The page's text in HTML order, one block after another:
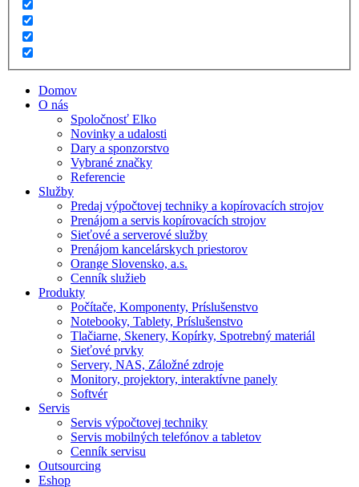
Domov
O nás
Spoločnosť Elko
Novinky a udalosti
Dary a sponzorstvo
Vybrané značky
Referencie
Služby
Predaj výpočtovej techniky a kopírovacích strojov
Prenájom a servis kopírovacích strojov
Sieťové a serverové služby
Prenájom kancelárskych priestorov
Orange Slovensko, a.s.
Cenník služieb
Produkty
Počítače, Komponenty, Príslušenstvo
Notebooky, Tablety, Príslušenstvo
Tlačiarne, Skenery, Kopírky, Spotrebný materiál
Sieťové prvky
Servery, NAS, Záložné zdroje
Monitory, projektory, interaktívne panely
Softvér
Servis
Servis výpočtovej techniky
Servis mobilných telefónov a tabletov
Cenník servisu
Outsourcing
Eshop